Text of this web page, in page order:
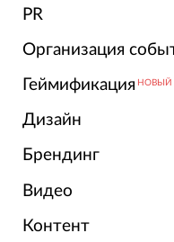
PR
Организация
Геймификация НОВЫЙ
Дизайн
Брендинг
Видео
Контент